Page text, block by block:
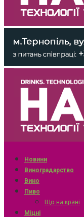
Новини
Виноградарство
Вино
Пиво
Що на крані
Міцні